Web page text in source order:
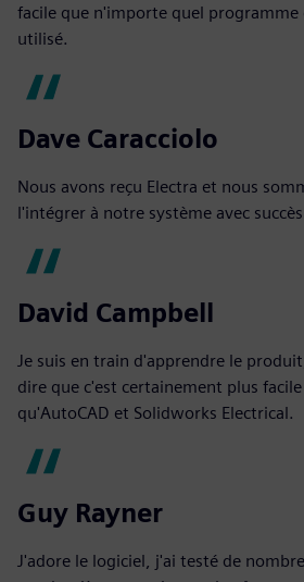
facile que n'importe quel programme
utilisé.
Dave Caracciolo
Nous avons reçu Electra et nous
l'intégrer à notre système avec
David Campbell
Je suis en train d'apprendre le
dire que c'est certainement plus
qu'AutoCAD et Solidworks Electrical.
Guy Rayner
J'adore le logiciel, j'ai testé de